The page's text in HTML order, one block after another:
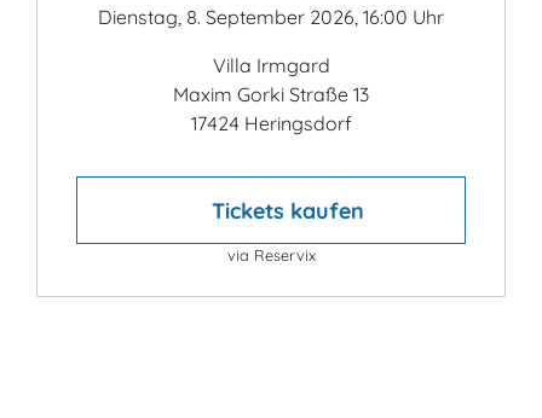
Dienstag, 8. September 2026, 16:00 Uhr
Villa Irmgard
Maxim Gorki Straße 13
17424 Heringsdorf
Tickets kaufen
via Reservix